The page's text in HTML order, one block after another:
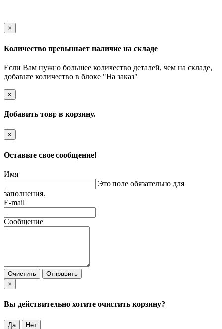
×
Количество превышает наличие на складе
Если Вам нужно большее количество деталей, чем на складе,
добавьте количество в блоке "На заказ"
×
Добавить товр в корзину.
×
Оставьте свое сообщение!
Имя
Это поле обязательно для
заполнения.
E-mail
Сообщение
Очистить
Отправить
×
Вы действительно хотите очистить корзину?
Да Нет